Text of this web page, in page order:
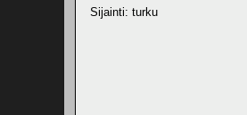
Sijainti: turku